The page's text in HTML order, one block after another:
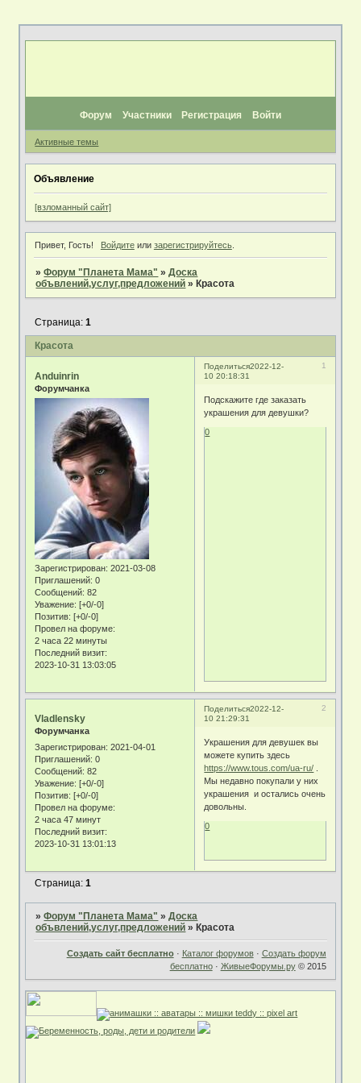
Форум Участники Регистрация Войти
Активные темы
Объявление
[взломанный сайт]
Привет, Гость! Войдитеили зарегистрируйтесь.
»Форум "Планета Мама" »Доска
объвлений,услуг,предложений »Красота
Красота
Страница:1
Поделиться 1
2022-12-
10 20:18:31
Anduinrin
Форумчанка
Зарегистрирован: 2021-03-08
Приглашений: 0
Сообщений: 82
Уважение: [+0/-0]
Позитив: [+0/-0]
Провел на форуме:
2 часа 22 минуты
Последний визит:
2023-10-31 13:03:05
Подскажите где заказать
украшения для девушки?
0
Поделиться 2
2022-12-
10 21:29:31
Vladlensky
Форумчанка
Зарегистрирован: 2021-04-01
Приглашений: 0
Сообщений: 82
Уважение: [+0/-0]
Позитив: [+0/-0]
Провел на форуме:
2 часа 47 минут
Последний визит:
2023-10-31 13:01:13
Украшения для девушек вы
можете купить здесь
https://www.tous.com/ua-ru/
Мы недавно покупали у них
украшения и остались очень
довольны.
0
Страница:1
»Форум "Планета Мама" »Доска
объвлений,услуг,предложений » Красота
Создать сайт бесплатно· Каталог форумов· Создать форум
бесплатно· ЖивыеФорумы.ру© 2015